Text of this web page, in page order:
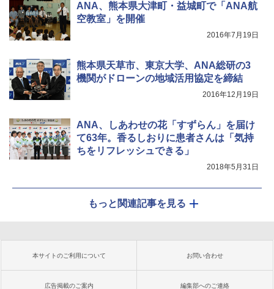
ANA、熊本県大津町・益城町で「ANA航
空教室」を開催
2016年7月19日
熊本県天草市、東京大学、ANA総研の3
機関がドローンの地域活用協定を締結
2016年12月19日
ANA、しあわせの花「すずらん」を届け
て63年。香るしおりに患者さんは「気持
ちをリフレッシュできる」
2018年5月31日
もっと関連記事を見る
本サイトのご利用について お問い合わせ
広告掲載のご案内 編集部へのご連絡